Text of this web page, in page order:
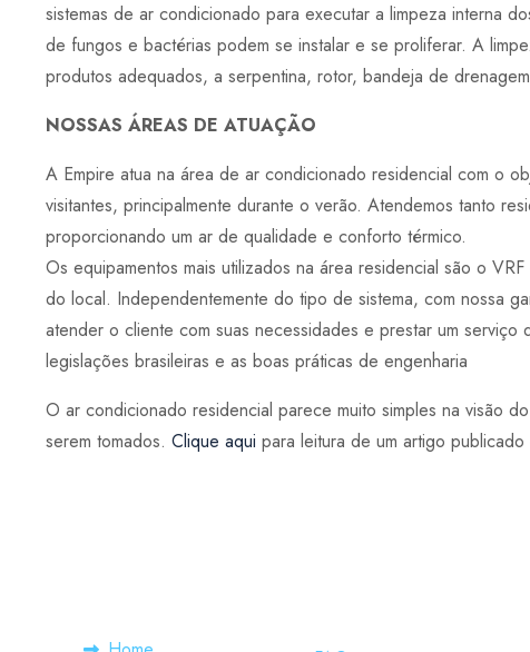
sistemas de ar condicionado para executar a limpeza interna
de fungos e bactérias podem se instalar e se proliferar. A
produtos adequados, a serpentina, rotor, bandeja de
NOSSAS ÁREAS DE ATUAÇÃO
A Empire atua na área de ar condicionado residencial com o
visitantes, principalmente durante o verão. Atendemos tanto
proporcionando um ar de qualidade e conforto térmico.
Os equipamentos mais utilizados na área residencial são o
do local. Independentemente do tipo de sistema, com nossa
atender o cliente com suas necessidades e prestar um
legislações brasileiras e as boas práticas de engenharia
O ar condicionado residencial parece muito simples na visão
serem tomados. Clique aqui para leitura de um artigo